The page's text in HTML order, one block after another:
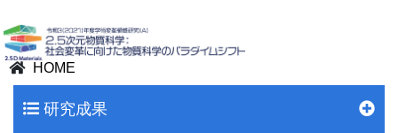
HOME
研究成果